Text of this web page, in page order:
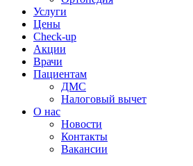
Услуги
Цены
Check-up
Акции
Врачи
Пациентам
ДМС
Налоговый вычет
О нас
Новости
Контакты
Вакансии